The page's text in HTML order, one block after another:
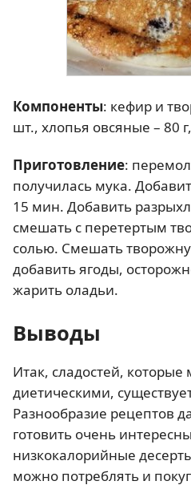
Компоненты: кефир и
шт., хлопья овсяные – 80
Приготовление:
получилась мука.
15 мин. Добавить
смешать с перетертым
солью. Смешать
добавить ягоды,
жарить оладьи.
Выводы
Итак, сладостей,
диетическими,
Разнообразие рецептов
готовить очень
низкокалорийные
можно потреблять и